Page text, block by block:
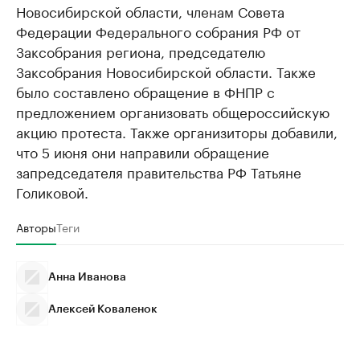
Новосибирской области, членам Совета
Федерации Федерального собрания РФ от
Заксобрания региона, председателю
Заксобрания Новосибирской области. Также
было составлено обращение в ФНПР с
предложением организовать общероссийскую
акцию протеста. Также организиторы добавили,
что 5 июня они направили обращение
запредседателя правительства РФ Татьяне
Голиковой.
АвторыТеги
Анна Иванова
Алексей Коваленок